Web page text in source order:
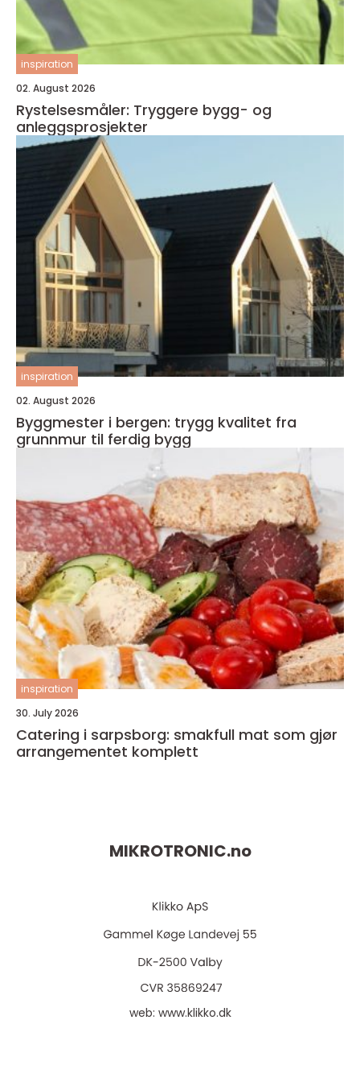
inspiration
02. August 2026
Rystelsesmåler: Tryggere bygg- og
anleggsprosjekter
inspiration
02. August 2026
Byggmester i bergen: trygg kvalitet fra
grunnmur til ferdig bygg
inspiration
30. July 2026
Catering i sarpsborg: smakfull mat som gjør
arrangementet komplett
MIKROTRONIC.no
web: www.klikko.dk